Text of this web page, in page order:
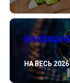
НА ВЕСЬ